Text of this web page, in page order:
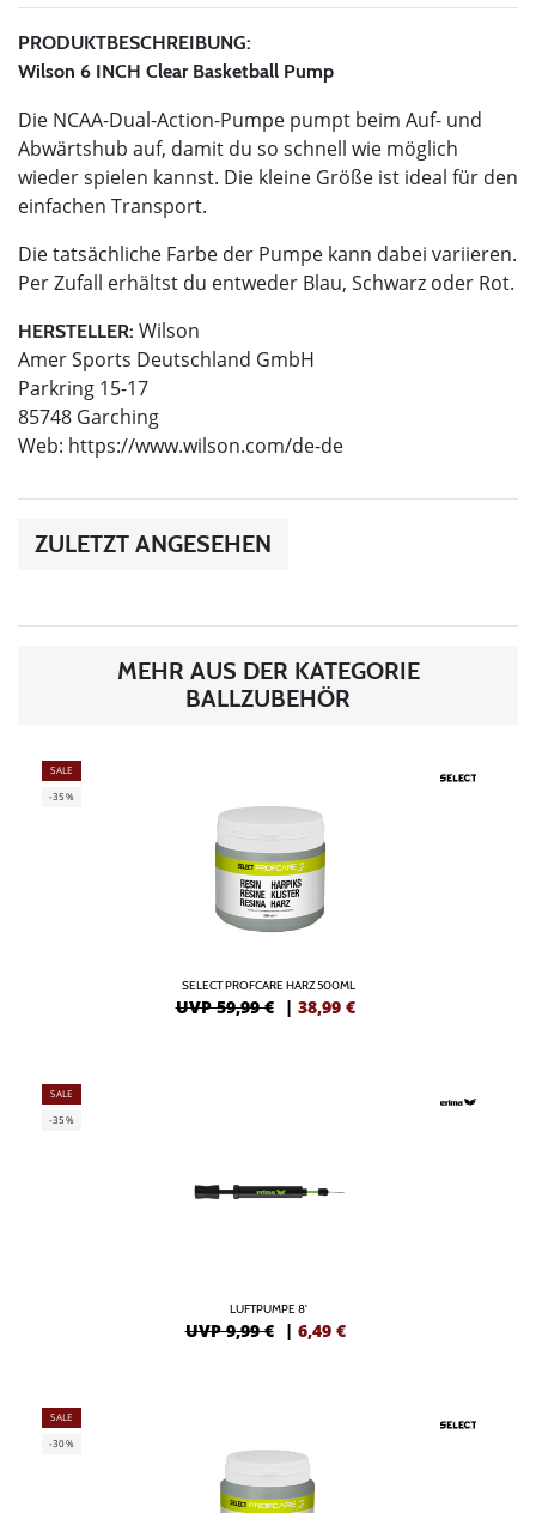
PRODUKTBESCHREIBUNG:
Wilson 6 INCH Clear Basketball Pump
Die NCAA-Dual-Action-Pumpe pumpt beim Auf- und
Abwärtshub auf, damit du so schnell wie möglich
wieder spielen kannst. Die kleine Größe ist ideal für den
einfachen Transport.
Die tatsächliche Farbe der Pumpe kann dabei variieren.
Per Zufall erhältst du entweder Blau, Schwarz oder Rot.
HERSTELLER: Wilson
Amer Sports Deutschland GmbH
Parkring 15-17
85748 Garching
Web: https://www.wilson.com/de-de
ZULETZT ANGESEHEN
MEHR AUS DER KATEGORIE
BALLZUBEHÖR
SALE
-35%
SELECT PROFCARE HARZ 500ML
UVP 59,99 € | 38,99 €
SALE
-35%
LUFTPUMPE 8'
UVP 9,99 € | 6,49 €
SALE
-30%